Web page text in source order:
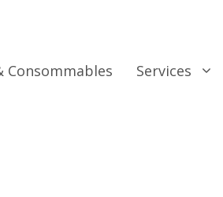
Consommables Services